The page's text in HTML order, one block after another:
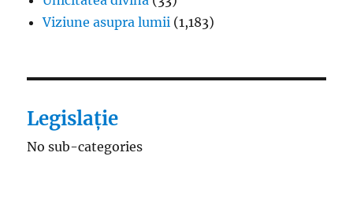
Viziune asupra lumii (1,183)
Legislație
No sub-categories